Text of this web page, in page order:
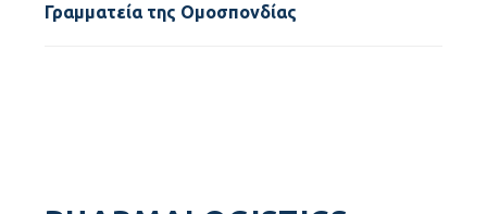
Γραμματεία της Ομοσπονδίας